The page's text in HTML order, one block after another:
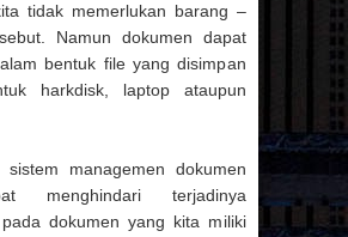
tidak memerlukan barang –
Namun dokumen dapat
bentuk file yang disimpan
harkdisk, laptop ataupun
sistem managemen dokumen
menghindari terjadinya
dokumen yang kita miliki